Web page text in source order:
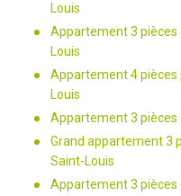
Louis
Appartement 3 pièces
Louis
Appartement 4 pièces
Louis
Appartement 3 pièces
Grand appartement 3
Saint-Louis
Appartement 3 pièces